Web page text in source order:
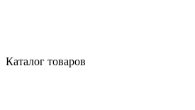
Каталог товаров